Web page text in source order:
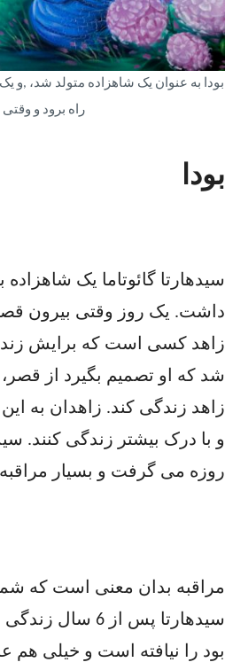
بودا به عنوان یک شاهزاده متولد شد،
راه برود و
بودا
سیدهارتا گائوتاما یک
داشت. یک روز وقتی بیرون
زاهد کسی است که برایش
شد که او تصمیم بگیرد از
زاهد زندگی کند. زاهدان به این
و با درک بیشتر زندگی کنند.
روزه می گرفت و بسیار
مراقبه بدان معنی است که
سیدهارتا پس
بود را نیافته است و خیلی